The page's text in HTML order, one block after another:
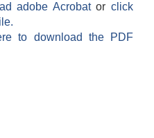
adobe Acrobatorclick
to download the PDF